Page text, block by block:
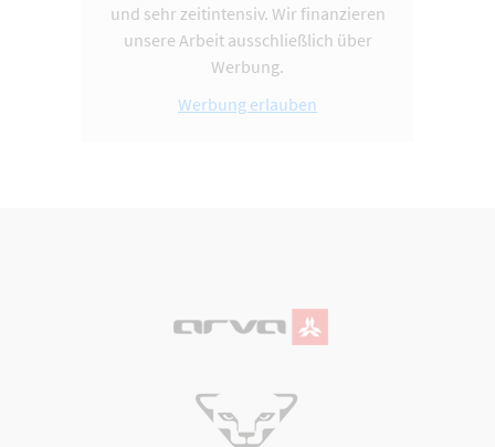
und sehr zeitintensiv. Wir finanzieren
unsere Arbeit ausschließlich über
Werbung.
Werbung erlauben